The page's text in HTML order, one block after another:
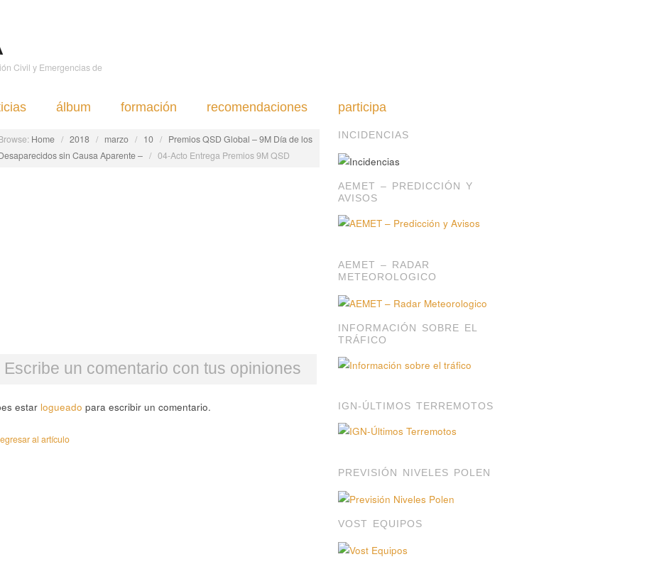
Civil y Emergencias de
álbum formación recomendaciones participa
Home / 2018 / marzo / 10 / Premios QSD Global – 9M Día de los
sin Causa Aparente – / 04-Acto Entrega Premios 9M QSD
Escribe un comentario con tus opiniones
estar logueado para escribir un comentario.
al artículo
INCIDENCIAS
AEMET – PREDICCIÓN Y
AVISOS
AEMET – RADAR
METEOROLOGICO
INFORMACIÓN SOBRE EL
TRÁFICO
IGN-ÚLTIMOS TERREMOTOS
PREVISIÓN NIVELES POLEN
VOST EQUIPOS